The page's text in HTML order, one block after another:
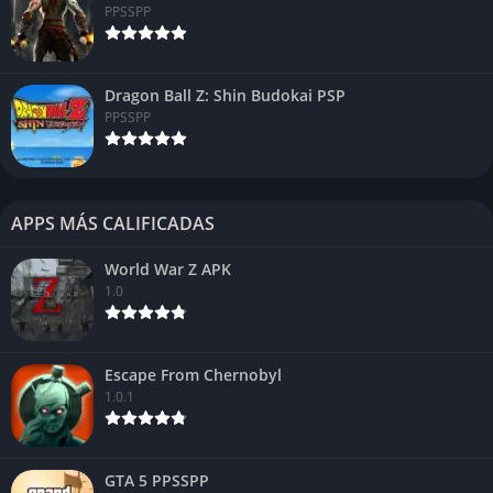
Lama en la versión original.
Género
Tamaño
PPSSPP
Dragon Ball Z: Shin Budokai PSP
PPSSPP
APPS MÁS CALIFICADAS
World War Z APK
1.0
Escape From Chernobyl
1.0.1
GTA 5 PPSSPP